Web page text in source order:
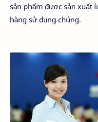
sản phẩm được sản xuất
hàng sử dụng chúng.